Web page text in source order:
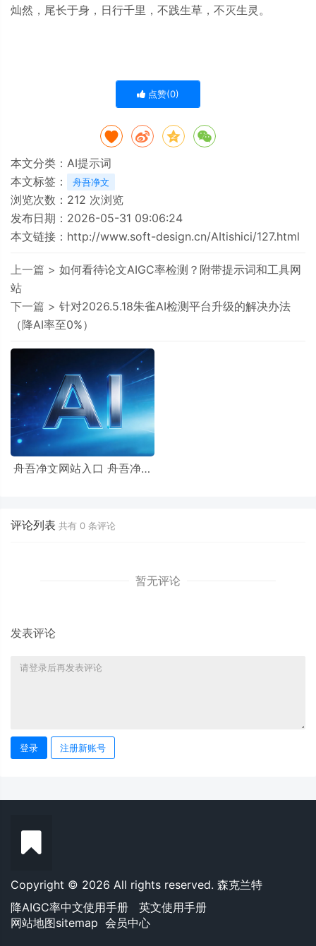
灿然，尾长于身，日行千里，不践生草，不灭生灵。
点赞(0)
本文分类： AI提示词
本文标签：
舟吾净文
浏览次数： 212 次浏览
发布日期：2026-05-31 09:06:24
本文链接： http://www.soft-design.cn/AItishici/127.html
上一篇 > 如何看待论文AIGC率检测？附带提示词和工具网
站
下一篇 > 针对2026.5.18朱雀AI检测平台升级的解决办法
（降AI率至0%）
舟吾净文网站入口 舟吾净文
评论列表 共有 0 条评论
暂无评论
发表评论
登录 注册新账号
Copyright © 2026 All rights reserved. 森克兰特
降AIGC率中文使用手册
英文使用手册
网站地图sitemap 会员中心